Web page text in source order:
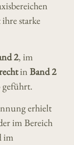
starke
2, im
inBand 2
geführt.
erhielt
im Bereich
im